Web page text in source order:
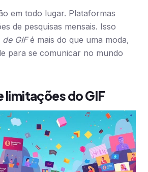
em todo lugar. Plataformas
de pesquisas mensais. Isso
de GIFé mais do que uma moda,
para se comunicar no mundo
limitações do GIF